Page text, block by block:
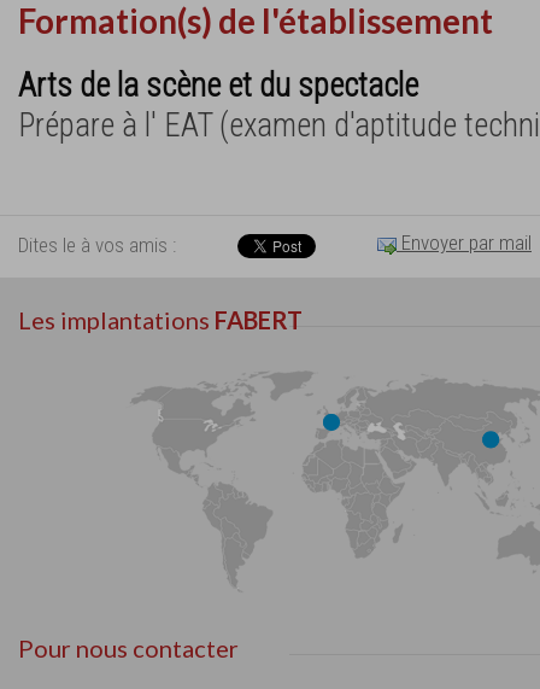
Formation(s) de l'établissement
Arts de la scène et du spectacle
Prépare à l' EAT (examen d'aptitude
Dites le à vos amis : Envoyer par mail
Les implantations FABERT
Pour nous contacter